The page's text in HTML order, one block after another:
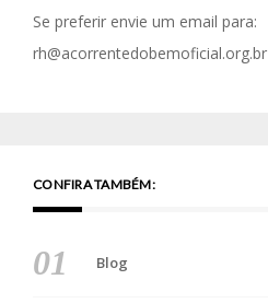
Se preferir envie um email para:
rh@acorrentedobemoficial.org.br
CONFIRA TAMBÉM:
Blog